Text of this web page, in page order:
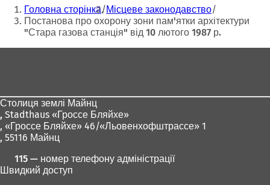
тут:
Головна сторінка Місцеве законодавство
Постанова про охорону зони пам'ятки архітектури
"Стара газова станція" від 10 лютого 1987 р.
Столиця землі Майнц
, Stadthaus «Гроссе Бляйхе»
, «Гроссе Бляйхе» 46/«Льовенхофштрассе» 1
, 55116 Майнц
115 — номер телефону адміністрації
Швидкий доступ